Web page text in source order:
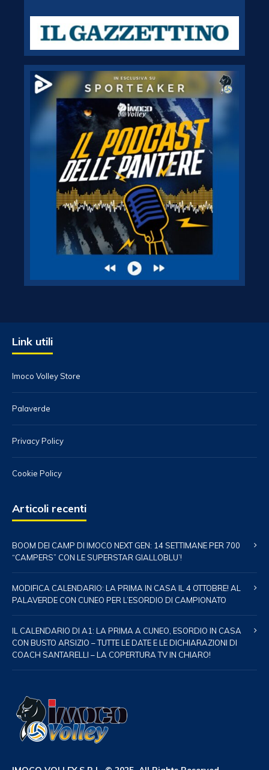
Link utili
Imoco Volley Store
Palaverde
Privacy Policy
Cookie Policy
Articoli recenti
BOOM DEI CAMP DI IMOCO NEXT GEN: 14 SETTIMANE PER 700
“CAMPERS” CON LE SUPERSTAR GIALLOBLU’!
MODIFICA CALENDARIO: LA PRIMA IN CASA IL 4 OTTOBRE! AL
PALAVERDE CON CUNEO PER L’ESORDIO DI CAMPIONATO
IL CALENDARIO DI A1: LA PRIMA A CUNEO, ESORDIO IN CASA
CON BUSTO ARSIZIO – TUTTE LE DATE E LE DICHIARAZIONI DI
COACH SANTARELLI – LA COPERTURA TV IN CHIARO!